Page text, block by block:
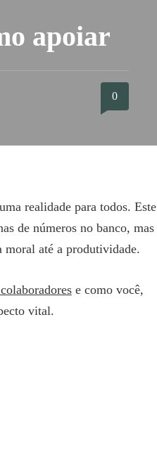
apoiar
0
realidade para todos. Este
de números no banco, mas
moral até a produtividade.
e como você,
vital.